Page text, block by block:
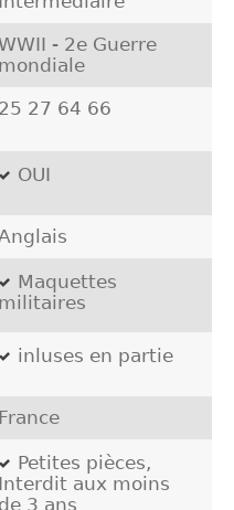
- 2e Guerre
mondiale
25 27 64 66
OUI
Maquettes
militaires
inluses en partie
France
Petites pièces,
Interdit aux moins
de 3 ans